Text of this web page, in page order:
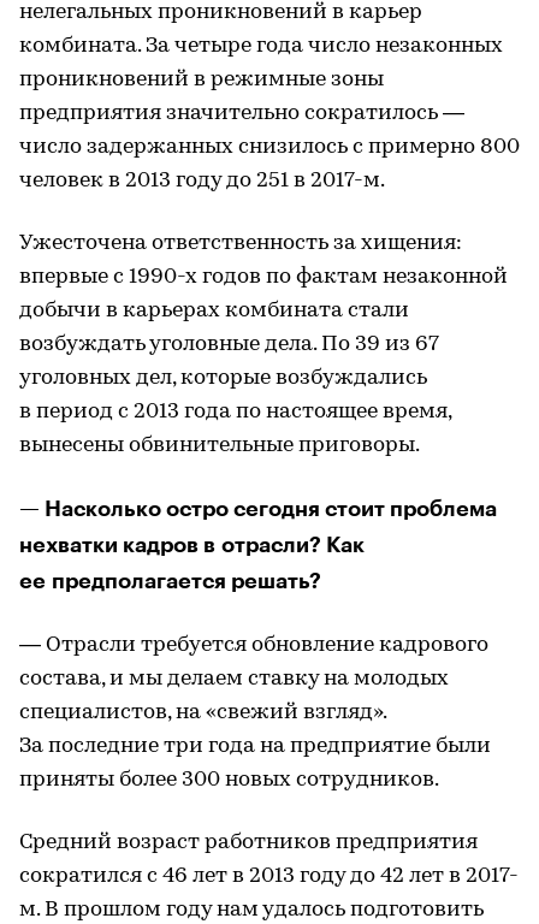
нелегальных проникновений в карьер
комбината. За четыре года число незаконных
проникновений в режимные зоны
предприятия значительно сократилось —
число задержанных снизилось с примерно 800
человек в 2013 году до 251 в 2017-м.
Ужесточена ответственность за хищения:
впервые с 1990-х годов по фактам незаконной
добычи в карьерах комбината стали
возбуждать уголовные дела. По 39 из 67
уголовных дел, которые возбуждались
в период с 2013 года по настоящее время,
вынесены обвинительные приговоры.
— Насколько остро сегодня стоит проблема
нехватки кадров в отрасли? Как
ее предполагается решать?
— Отрасли требуется обновление кадрового
состава, и мы делаем ставку на молодых
специалистов, на «свежий взгляд».
За последние три года на предприятие были
приняты более 300 новых сотрудников.
Средний возраст работников предприятия
сократился с 46 лет в 2013 году до 42 лет в 2017-
м. В прошлом году нам удалось подготовить